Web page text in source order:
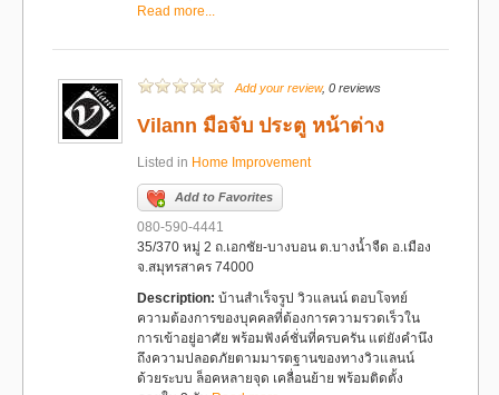
Read more...
Add your review, 0 reviews
Vilann มือจับ ประตู หน้าต่าง
Listed in Home Improvement
Add to Favorites
080-590-4441
35/370 หมู่ 2 ถ.เอกชัย-บางบอน ต.บางน้ำจืด อ.เมือง
จ.สมุทรสาคร 74000
Description: บ้านสำเร็จรูป วิวแลนน์ ตอบโจทย์
ความต้องการของบุคคลที่ต้องการความรวดเร็วใน
การเข้าอยู่อาศัย พร้อมฟังค์ชั่นที่ครบครัน แต่ยังคำนึง
ถึงความปลอดภัยตามมารตฐานของทางวิวแลนน์
ด้วยระบบ ล็อคหลายจุด เคลื่อนย้าย พร้อมติดตั้ง